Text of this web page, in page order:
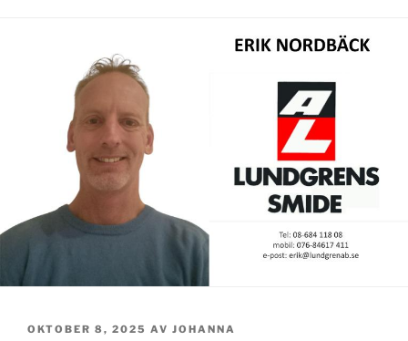
PUBLICERAT
OKTOBER 8, 2025 AV JOHANNA